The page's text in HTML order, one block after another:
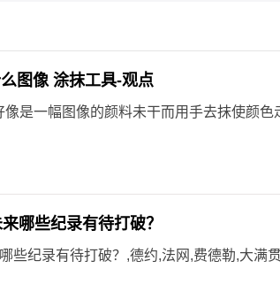
图像 涂抹工具-观点
是一幅图像的颜料未干而用手去抹使颜色
哪些纪录有待打破？
些纪录有待打破？,德约,法网,费德勒,大满